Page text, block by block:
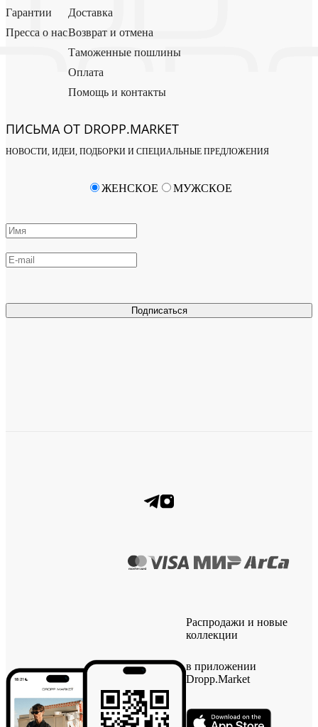
Гарантии
Пресса о нас
Доставка
Возврат и отмена
Таможенные пошлины
Оплата
Помощь и контакты
ПИСЬМА ОТ DROPP.MARKET
НОВОСТИ, ИДЕИ, ПОДБОРКИ И СПЕЦИАЛЬНЫЕ ПРЕДЛОЖЕНИЯ
Подписаться
ЖЕНСКОЕ МУЖСКОЕ
Распродажи и новые
коллекции
в приложении
Dropp.Market